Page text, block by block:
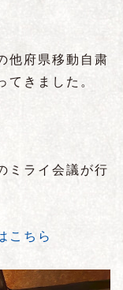
他府県移動自粛
てきました。
ミライ会議が行
こちら